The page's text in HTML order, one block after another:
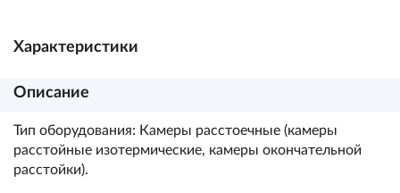
Характеристики
Описание
Тип оборудования: Камеры расстоечные (камеры
расстойные изотермические, камеры окончательной
расстойки).